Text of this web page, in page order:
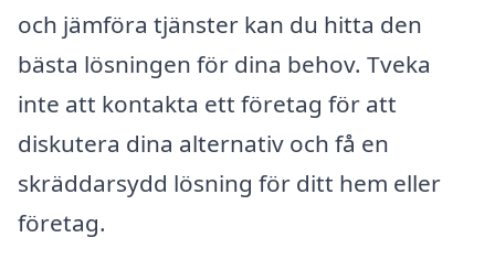
och jämföra tjänster kan du hitta den
bästa lösningen för dina behov. Tveka
inte att kontakta ett företag för att
diskutera dina alternativ och få en
skräddarsydd lösning för ditt hem eller
företag.